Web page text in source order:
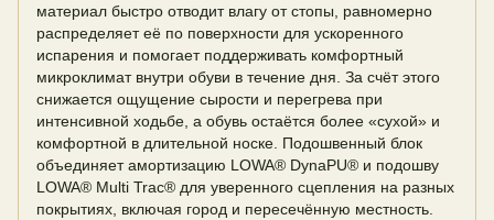
материал быстро отводит влагу от стопы, равномерно
распределяет её по поверхности для ускоренного
испарения и помогает поддерживать комфортный
микроклимат внутри обуви в течение дня. За счёт этого
снижается ощущение сырости и перегрева при
интенсивной ходьбе, а обувь остаётся более «сухой» и
комфортной в длительной носке. Подошвенный блок
объединяет амортизацию LOWA® DynaPU® и подошву
LOWA® Multi Trac® для уверенного сцепления на разных
покрытиях, включая город и пересечённую местность.